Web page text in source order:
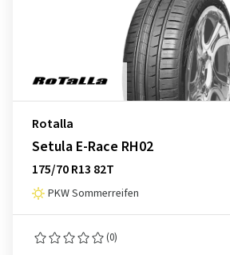
Rotalla
Setula E-Race RH02
175/70 R13 82T
PKW Sommerreifen
(0)